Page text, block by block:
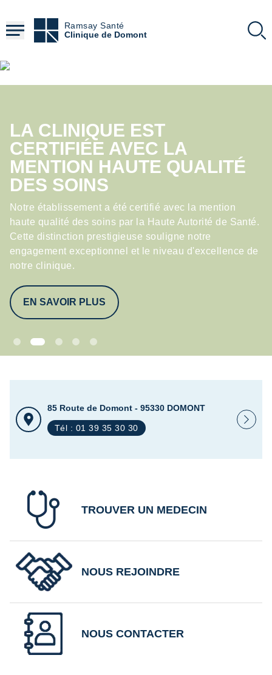
contenu
principal
Ramsay Santé
Clinique de Domont
Contenu
HTML
La santé compte bien plus
En savoir plus
4jours
délai moyen d'obtention d'un RDV pour une
LA CLINIQUE EST
CERTIFIÉE AVEC LA
MENTION HAUTE QUALITÉ
DES SOINS
Notre établissement a été certifié avec la mention
haute qualité des soins par la Haute Autorité de Santé.
Cette distinction prestigieuse souligne notre
engagement exceptionnel et le niveau d'excellence de
notre clinique.
EN SAVOIR PLUS
85 Route de Domont - 95330 DOMONT
Tél : 01 39 35 30 30
TROUVER UN MEDECIN
NOUS REJOINDRE
NOUS CONTACTER